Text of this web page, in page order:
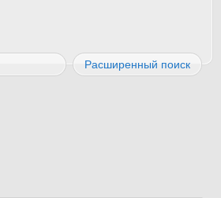
Расширенный поиск